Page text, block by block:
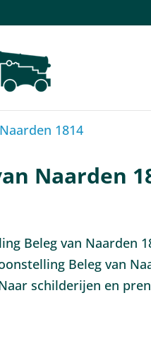
Naarden
Beleg van Naarden
Beleg van
schilderijen en